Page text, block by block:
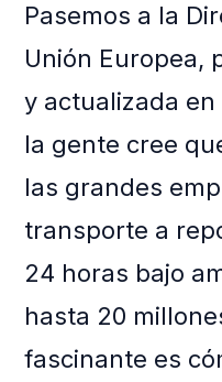
Pasemos a la
Unión Europea,
y actualizada
la gente cree
las grandes
transporte a
24 horas bajo
hasta 20
fascinante es